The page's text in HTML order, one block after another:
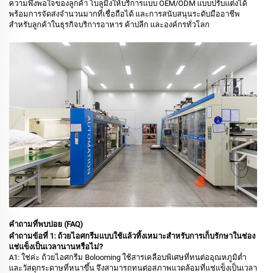
ความพึงพอใจของลูกค้า โบลูมิงให้บริการแบบ OEM/ODM แบบปรับแต่งได้
พร้อมการจัดส่งจำนวนมากที่เชื่อถือได้ และการสนับสนุนระดับมืออาชีพ
สำหรับลูกค้าในธุรกิจบริการอาหาร ค้าปลีก และองค์กรทั่วโลก
คำถามที่พบบ่อย (FAQ)
คำถามข้อที่ 1: ถ้วยไอศกรีมแบบใช้แล้วทิ้งเหมาะสำหรับการเก็บรักษาในช่อง
แช่แข็งเป็นเวลานานหรือไม่?
A1: ใช่ค่ะ ถ้วยไอศกรีม Bolooming ใช้สารเคลือบพิเศษที่ทนต่ออุณหภูมิต่ำ
และวัสดุกระดาษที่หนาขึ้น จึงสามารถทนต่อสภาพแวดล้อมที่แช่แข็งเป็นเวลา